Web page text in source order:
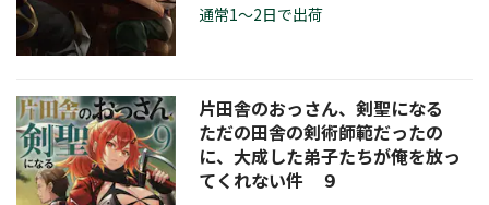
通常1～2日で出荷
片田舎のおっさん、剣聖になる
ただの田舎の剣術師範だったの
に、大成した弟子たちが俺を放っ
てくれない件 ９